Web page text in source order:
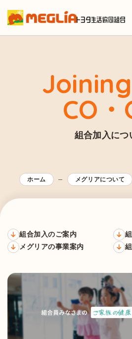
CO・
組合加入につ
ホーム メグリアについて
組合加入のご案内
メグリアの事業案内